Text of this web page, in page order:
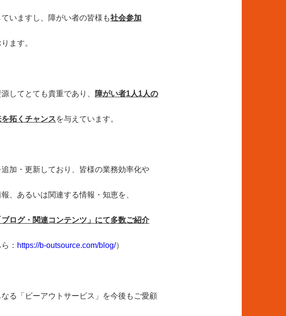
ていますし、障がい者の皆様も社会参加
ます。
してとても貴重であり、 障がい者1人1人の
拓く チャンスを与えています。
加・更新しており、皆様の業務効率化や
、あるいは関連する情報・知恵を、
ブログ・関連コンテンツ」にて多数ご紹介
： https://b-outsource.com/blog/）
る「ビーアウトサービス」を今後もご愛顧